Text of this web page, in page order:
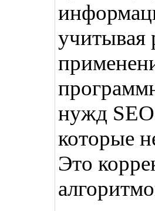
учитывая
нужд
которые
Это